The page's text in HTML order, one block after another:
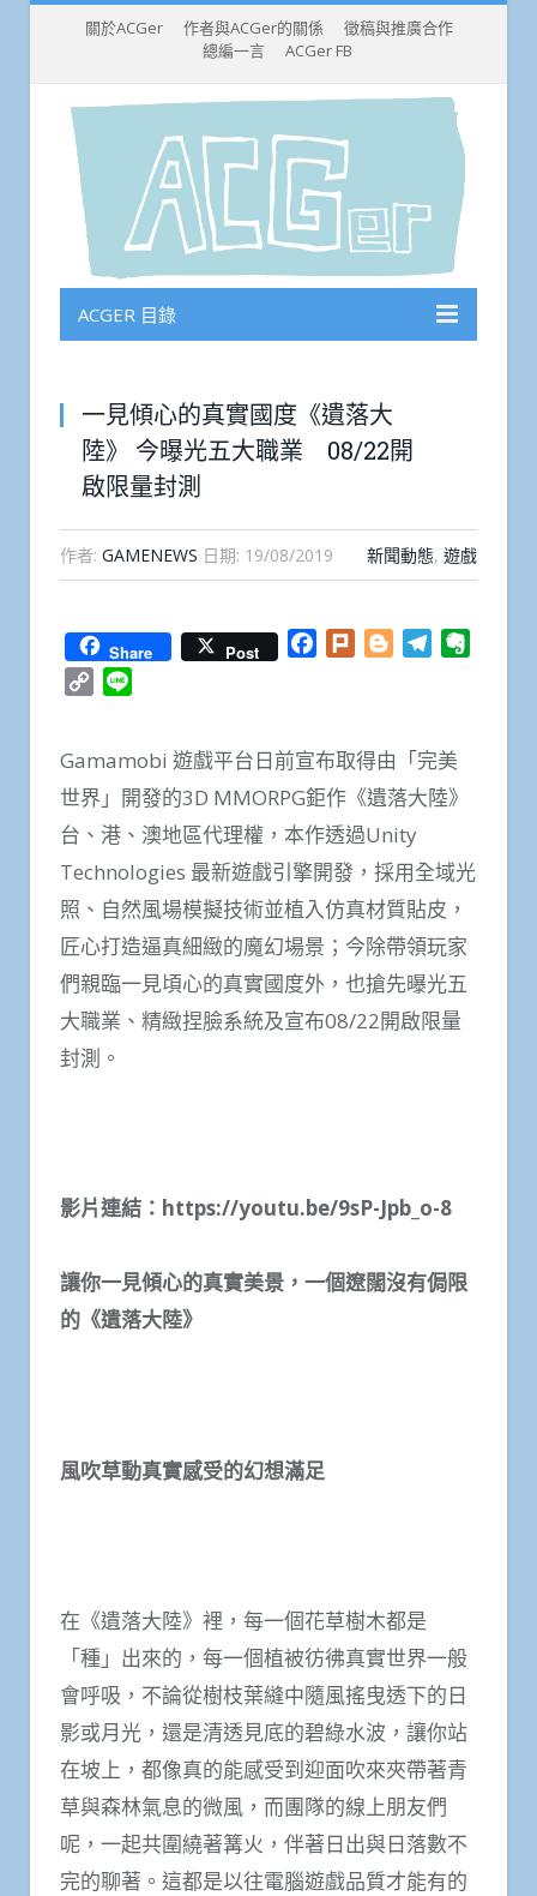
關於ACGer 作者與ACGer的關係
徵稿與推廣合作
總編一言
ACGer FB
ACGER 目錄
一見傾心的真實國度《遺落大
陸》 今曝光五大職業 08/22開
啟限量封測
作者: GAMENEWS 日期: 19/08/2019 新聞動態, 遊戲
Share Post Facebook
Plurk BloggerTelegram
Copy
Gamamobi 遊戲平台日前宣布取得由「完美
世界」開發的3D MMORPG鉅作《遺落大陸》
台、港、澳地區代理權，本作透過Unity
Technologies 最新遊戲引擎開發，採用全域光
照、自然風場模擬技術並植入仿真材質貼皮，
匠心打造逼真細緻的魔幻場景；今除帶領玩家
們親臨一見頃心的真實國度外，也搶先曝光五
大職業、精緻捏臉系統及宣布08/22開啟限量
封測。
影片連結 ： https://youtu.be/9sP-Jpb_o-8
讓你一見傾心的真實美景，一個遼闊沒有侷限
的《遺落大陸》
風吹草動真實感受的幻想滿足
在《遺落大陸》裡，每一個花草樹木都是
「種」出來的，每一個植被彷彿真實世界一般
會呼吸，不論從樹枝葉縫中隨風搖曳透下的日
影或月光，還是清透見底的碧綠水波，讓你站
在坡上，都像真的能感受到迎面吹來夾帶著青
草與森林氣息的微風，而團隊的線上朋友們
呢，一起共圍繞著篝火，伴著日出與日落數不
完的聊著。這都是以往電腦遊戲品質才能有的